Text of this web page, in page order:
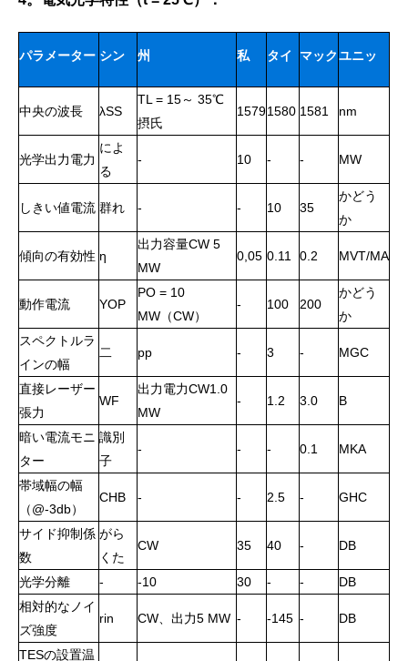
パラメーター シン 州 私 タイ マックユニッ
中央の波長 λSS
TL = 15～ 35℃
摂氏
15791580 1581 nm
光学出力電力
によ
る
- 10 - - MW
しきい値電流 群れ - - 10 35
かどう
か
傾向の有効性 ƞ
出力容量CW 5
MW
0,05 0.11 0.2 MVT/MA
動作電流 YOP
PO = 10
MW（CW）
- 100 200
かどう
か
スペクトルラ
インの幅
二 pp - 3 - MGC
直接レーザー
張力
WF
出力電力CW1.0
MW
- 1.2 3.0 В
暗い電流モニ
ター
識別
子
- - - 0.1 MKA
帯域幅の幅
（@-3db）
CHB - - 2.5 - GHC
サイド抑制係
数
がら
くた
CW 35 40 - DB
光学分離 - -10 30 - -
DB
相対的なノイ
ズ強度
rin CW、出力5 MW - -145 - DB
TESの設置温